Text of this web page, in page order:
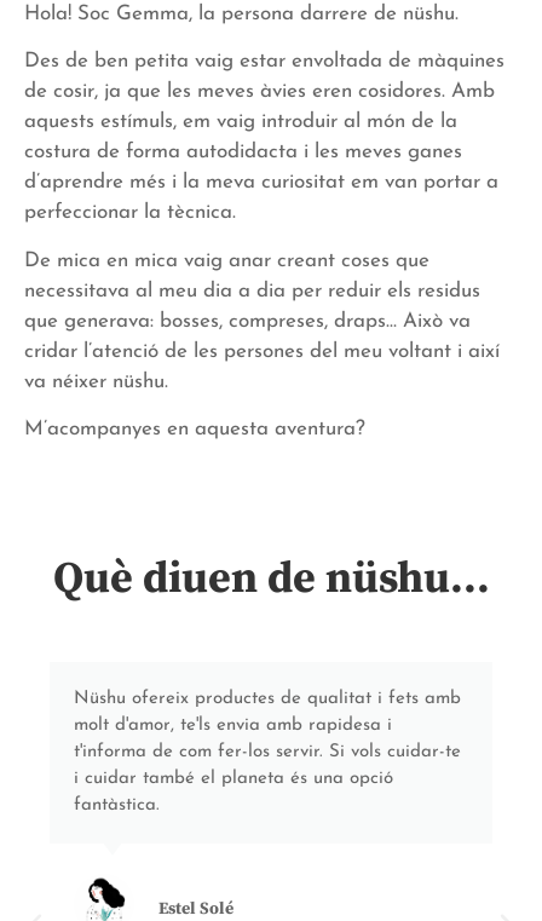
Hola! Soc Gemma, la persona darrere de nüshu.
Des de ben petita vaig estar envoltada de màquines
de cosir, ja que les meves àvies eren cosidores. Amb
aquests estímuls, em vaig introduir al món de la
costura de forma autodidacta i les meves ganes
d’aprendre més i la meva curiositat em van portar a
perfeccionar la tècnica.
De mica en mica vaig anar creant coses que
necessitava al meu dia a dia per reduir els residus
que generava: bosses, compreses, draps… Això va
cridar l’atenció de les persones del meu voltant i així
va néixer nüshu.
M’acompanyes en aquesta aventura?
Què diuen de nüshu...
Nüshu ofereix productes de qualitat i fets amb
molt d'amor, te'ls envia amb rapidesa i
t'informa de com fer-los servir. Si vols cuidar-te
i cuidar també el planeta és una opció
fantàstica.
Estel Solé